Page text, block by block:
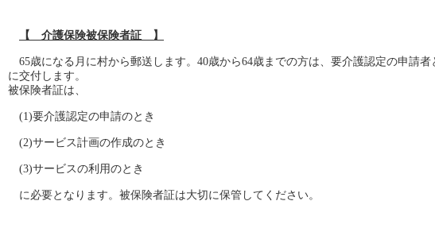
【 介護保険被保険者証 】
65歳になる月に村から郵送します。40歳から64歳までの方は、要介護認定の申請者
に交付します。
被保険者証は、
(1)要介護認定の申請のとき
(2)サービス計画の作成のとき
(3)サービスの利用のとき
に必要となります。被保険者証は大切に保管してください。